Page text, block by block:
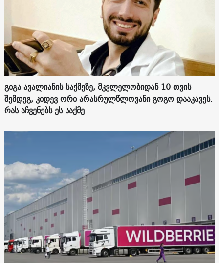
გიგა ავალიანის საქმეზე, მკვლელობიდან 10 თვის
შემდეგ, კიდევ ორი არასრულწლოვანი გოგო დააკავეს.
რას აჩვენებს ეს საქმე